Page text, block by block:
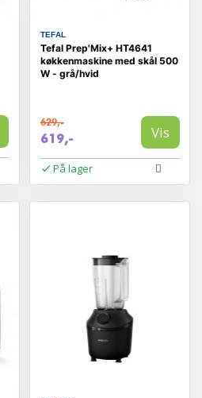
TEFAL
Tefal Prep'Mix+ HT4641
køkkenmaskine med skål 500
W - grå/hvid
629,-
619,- Vis
På lager